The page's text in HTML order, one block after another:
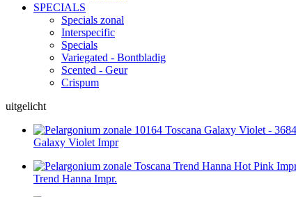
SPECIALS
Specials zonal
Interspecific
Specials
Variegated - Bontbladig
Scented - Geur
Crispum
uitgelicht
Galaxy Violet Impr
Trend Hanna Impr.